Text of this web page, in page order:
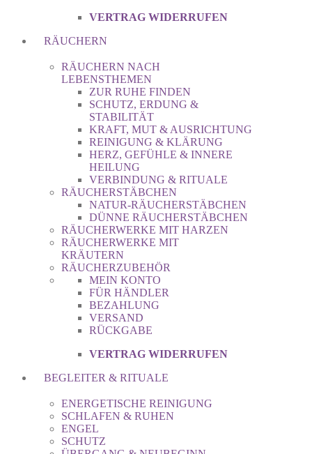
VERTRAG WIDERRUFEN
RÄUCHERN
RÄUCHERN NACH
LEBENSTHEMEN
ZUR RUHE FINDEN
SCHUTZ, ERDUNG &
STABILITÄT
KRAFT, MUT & AUSRICHTUNG
REINIGUNG & KLÄRUNG
HERZ, GEFÜHLE & INNERE
HEILUNG
VERBINDUNG & RITUALE
RÄUCHERSTÄBCHEN
NATUR-RÄUCHERSTÄBCHEN
DÜNNE RÄUCHERSTÄBCHEN
RÄUCHERWERKE MIT HARZEN
RÄUCHERWERKE MIT
KRÄUTERN
RÄUCHERZUBEHÖR
MEIN KONTO
FÜR HÄNDLER
BEZAHLUNG
VERSAND
RÜCKGABE
VERTRAG WIDERRUFEN
BEGLEITER & RITUALE
ENERGETISCHE REINIGUNG
SCHLAFEN & RUHEN
ENGEL
SCHUTZ